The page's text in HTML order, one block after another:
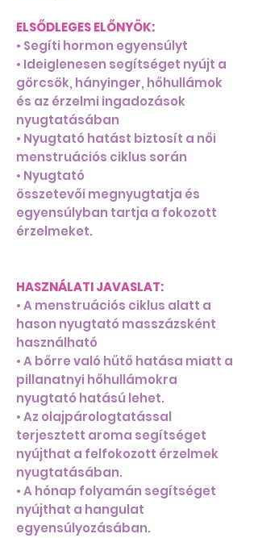
ELSŐDLEGES ELŐNYÖK:
• Segíti hormon egyensúlyt
• Ideiglenesen segítséget nyújt a
görcsök, hányinger, hőhullámok
és az érzelmi ingadozások
nyugtatásában
• Nyugtató hatást biztosít a női
menstruációs ciklus során
• Nyugtató
összetevői megnyugtatja és
egyensúlyban tartja a fokozott
érzelmeket.
HASZNÁLATI JAVASLAT:
• A menstruációs ciklus alatt a
hason nyugtató masszázsként
használható
• A bőrre való hűtő hatása miatt a
pillanatnyi hőhullámokra
nyugtató hatású lehet.
• Az olajpárologtatással
terjesztett aroma segítséget
nyújthat a felfokozott érzelmek
nyugtatásában.
• A hónap folyamán segítséget
nyújthat a hangulat
egyensúlyozásában.